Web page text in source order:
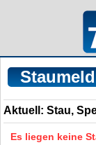
Aktuell: Stau,
Es liegen keine